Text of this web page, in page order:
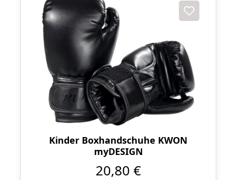
Kinder Boxhandschuhe KWON
myDESIGN
20,80 €